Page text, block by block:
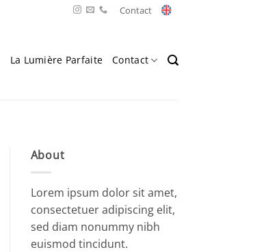
Contact
La Lumière Parfaite Contact
About
Lorem ipsum dolor sit amet,
consectetuer adipiscing elit,
sed diam nonummy nibh
euismod tincidunt.